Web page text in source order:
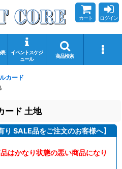
カート ログイン
イベントスケジ
ュール
商品検索
カード
ード 土地
SALE品をご注文のお客様へ】
はかなり状態の悪い商品になり